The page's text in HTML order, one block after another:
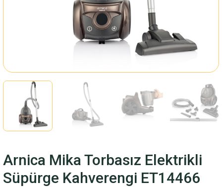
Arnica Mika Torbasız Elektrikli
Süpürge Kahverengi ET14466
Fincan Takımı